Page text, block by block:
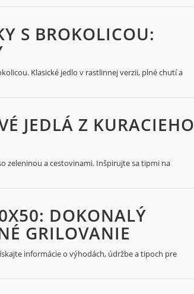
S BROKOLICOU:
Klasické jedlo v rastlinnej verzii, plné chutí a
JEDLÁ Z KURACIEHO
zeleninou a cestovinami. Inšpirujte sa tipmi na
DOKONALÝ
GRILOVANIE
informácie o výhodách, údržbe a tipoch pre